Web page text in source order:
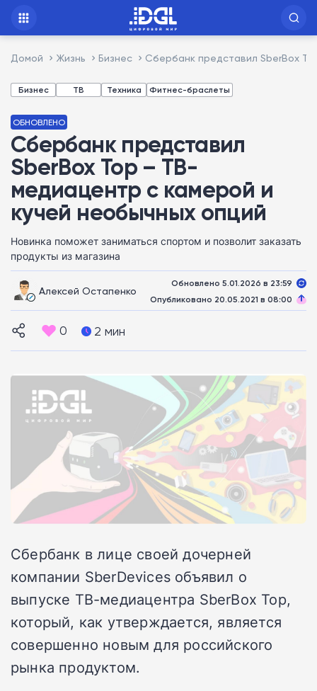
Домой Жизнь Бизнес Сбербанк представил SberBox
Бизнес ТВ Техника Фитнес-браслеты
ОБНОВЛЕНО
Сбербанк представил
SberBox Top – ТВ-
медиацентр с камерой и
кучей необычных опций
Новинка поможет заниматься спортом и позволит заказать
продукты из магазина
Алексей Остапенко
Обновлено 5.01.2026 в 23:59
Опубликовано 20.05.2021 в 08:00
0 2 мин
Сбербанк в лице своей дочерней
компании SberDevices объявил о
выпуске ТВ-медиацентра SberBox Top,
который, как утверждается, является
совершенно новым для российского
рынка продуктом.